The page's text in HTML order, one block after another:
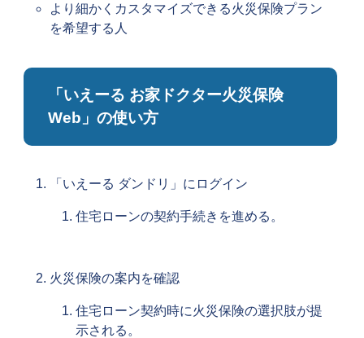
より細かくカスタマイズできる火災保険プラン
を希望する人
「いえーる お家ドクター火災保険
Web」の使い方
「いえーる ダンドリ」にログイン
住宅ローンの契約手続きを進める。
火災保険の案内を確認
住宅ローン契約時に火災保険の選択肢が提
示される。